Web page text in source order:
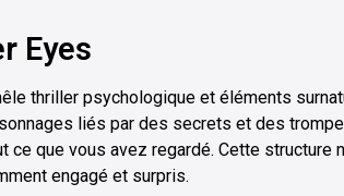
Eyes
thriller psychologique et éléments
liés par des secrets et des
ce que vous avez regardé. Cette structure
engagé et surpris.